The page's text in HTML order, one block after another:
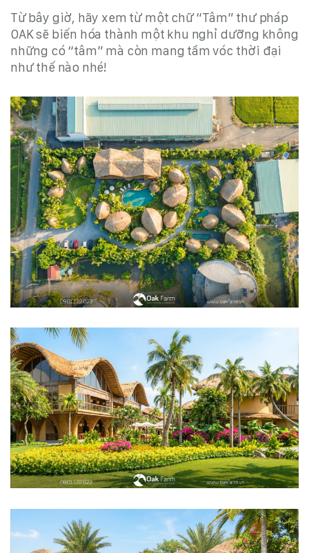
Từ bây giờ, hãy xem từ một chữ “Tâm” thư pháp
OAK sẽ biến hóa thành một khu nghỉ dưỡng không
những có “tâm” mà còn mang tầm vóc thời đại
như thế nào nhé!